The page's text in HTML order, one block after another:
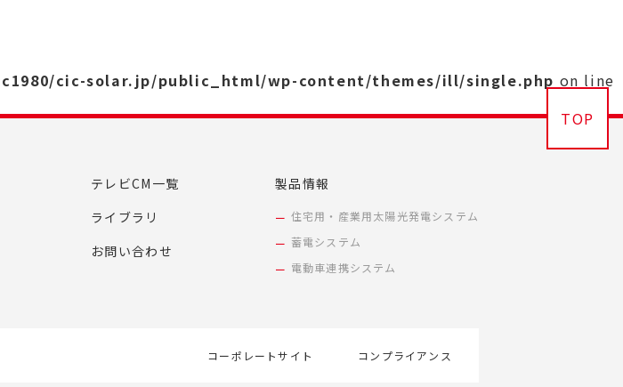
cic-solar.jp/public_html/wp-content/themes/ill/single.php on line
TOP
テレビCM一覧
ライブラリ
お問い合わせ
製品情報
住宅用・産業用太陽光発電システム
蓄電システム
電動車連携システム
コーポレートサイト コンプライアンス